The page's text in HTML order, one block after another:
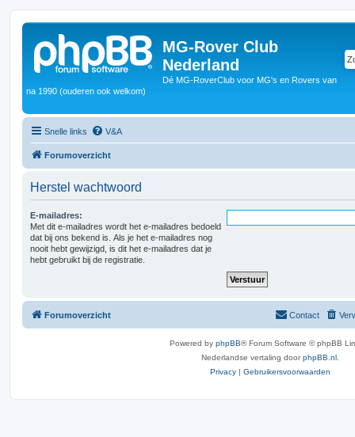
MG-Rover Club
Nederland
Dé MG-RoverClub voor MG's en Rovers van
na 1990 (ouderen ook welkom)
Snelle links V&A
Forumoverzicht
Herstel wachtwoord
E-mailadres:
Met dit e-mailadres wordt het e-mailadres bedoeld
dat bij ons bekend is. Als je het e-mailadres nog
nooit hebt gewijzigd, is dit het e-mailadres dat je
hebt gebruikt bij de registratie.
Forumoverzicht Contact
Powered by phpBB® Forum Software © phpBB
Nederlandse vertaling doorphpBB.nl.
Privacy| Gebruikersvoorwaarden